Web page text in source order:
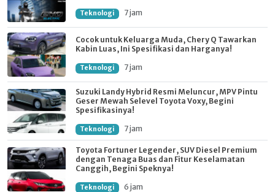
Teknologi 7 jam
Cocok untuk Keluarga Muda, Chery Q Tawarkan
Kabin Luas, Ini Spesifikasi dan Harganya!
Teknologi 7 jam
Suzuki Landy Hybrid Resmi Meluncur, MPV Pintu
Geser Mewah Selevel Toyota Voxy, Begini
Spesifikasinya!
Teknologi 7 jam
Toyota Fortuner Legender, SUV Diesel Premium
dengan Tenaga Buas dan Fitur Keselamatan
Canggih, Begini Speknya!
Teknologi 6 jam